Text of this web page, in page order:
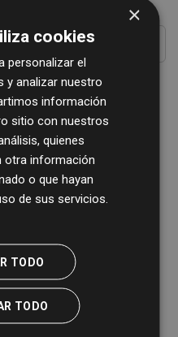
Formatos:
del Servicio de Bibliobús
×
cookies
personalizar el
y analizar nuestro
información
sitio con nuestros
quienes
otra información
o que hayan
de sus servicios.
TODO
TODO